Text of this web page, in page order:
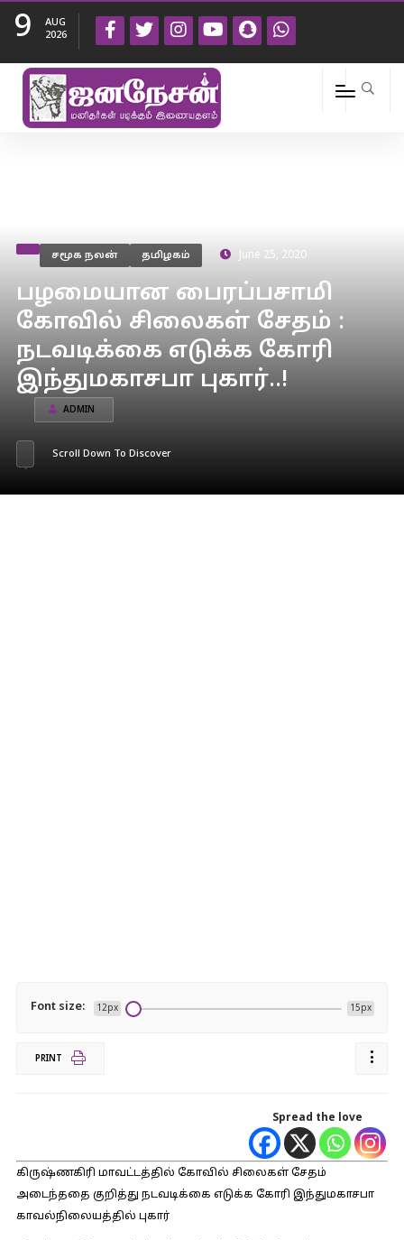
9
AUG
2026
சமூக நலன் தமிழகம் June 25, 2020
பழமையான பைரப்பசாமி
கோவில் சிலைகள் சேதம் :
நடவடிக்கை எடுக்க கோரி
இந்துமகாசபா புகார்..!
ADMIN
Scroll Down To Discover
Font size: 12px 15px
PRINT
Spread the love
கிருஷ்ணகிரி மாவட்டத்தில் கோவில் சிலைகள் சேதம்
அடைந்ததை குறித்து நடவடிக்கை எடுக்க கோரி இந்துமகாசபா
காவல்நிலையத்தில் புகார்